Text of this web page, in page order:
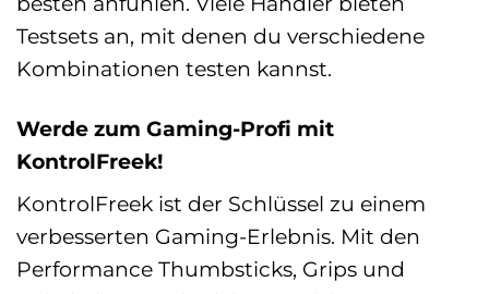
Testsets an, mit denen du verschiedene
Kombinationen testen kannst.
Werde zum Gaming-Profi mit
KontrolFreek!
KontrolFreek ist der Schlüssel zu einem
verbesserten Gaming-Erlebnis. Mit den
Performance Thumbsticks, Grips und